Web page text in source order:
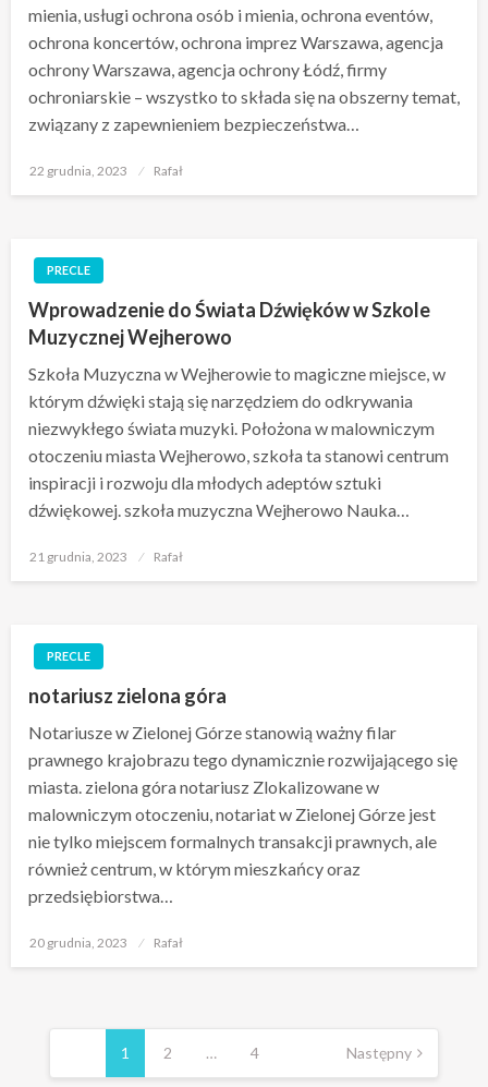
mienia, usługi ochrona osób i mienia, ochrona eventów,
ochrona koncertów, ochrona imprez Warszawa, agencja
ochrony Warszawa, agencja ochrony Łódź, firmy
ochroniarskie – wszystko to składa się na obszerny temat,
związany z zapewnieniem bezpieczeństwa…
Opublikowane
22 grudnia, 2023 Rafał
PRECLE
Wprowadzenie do Świata Dźwięków w Szkole
Muzycznej Wejherowo
Szkoła Muzyczna w Wejherowie to magiczne miejsce, w
którym dźwięki stają się narzędziem do odkrywania
niezwykłego świata muzyki. Położona w malowniczym
otoczeniu miasta Wejherowo, szkoła ta stanowi centrum
inspiracji i rozwoju dla młodych adeptów sztuki
dźwiękowej. szkoła muzyczna Wejherowo Nauka…
Opublikowane
21 grudnia, 2023 Rafał
PRECLE
notariusz zielona góra
Notariusze w Zielonej Górze stanowią ważny filar
prawnego krajobrazu tego dynamicznie rozwijającego się
miasta. zielona góra notariusz Zlokalizowane w
malowniczym otoczeniu, notariat w Zielonej Górze jest
nie tylko miejscem formalnych transakcji prawnych, ale
również centrum, w którym mieszkańcy oraz
przedsiębiorstwa…
Opublikowane
20 grudnia, 2023 Rafał
Nawigacja
1 2 … 4 Następny